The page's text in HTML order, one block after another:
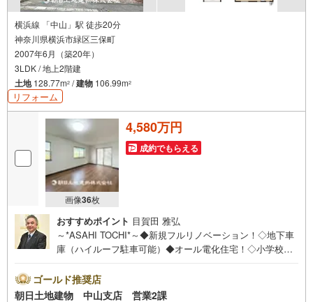
横浜線 「中山」駅 徒歩20分
神奈川県横浜市緑区三保町
2007年6月（築20年）
3LDK / 地上2階建
土地128.77m2 /建物 106.99m2
リフォーム
画像36枚
4,580万円
成約でもらえる
おすすめポイント 目賀田 雅弘
～*ASAHI TOCHI*～◆新規フルリノベーション！◇地下車
庫（ハイルーフ駐車可能）◆オール電化住宅！◇小学校ま
*おかげさまで42周年を迎えることができました♪ご成約件
数7万件達成!!☆当日のご見学も対応可能です！☆JR横浜線
ゴールド推奨店
朝日土地建物 中山支店 営業2課